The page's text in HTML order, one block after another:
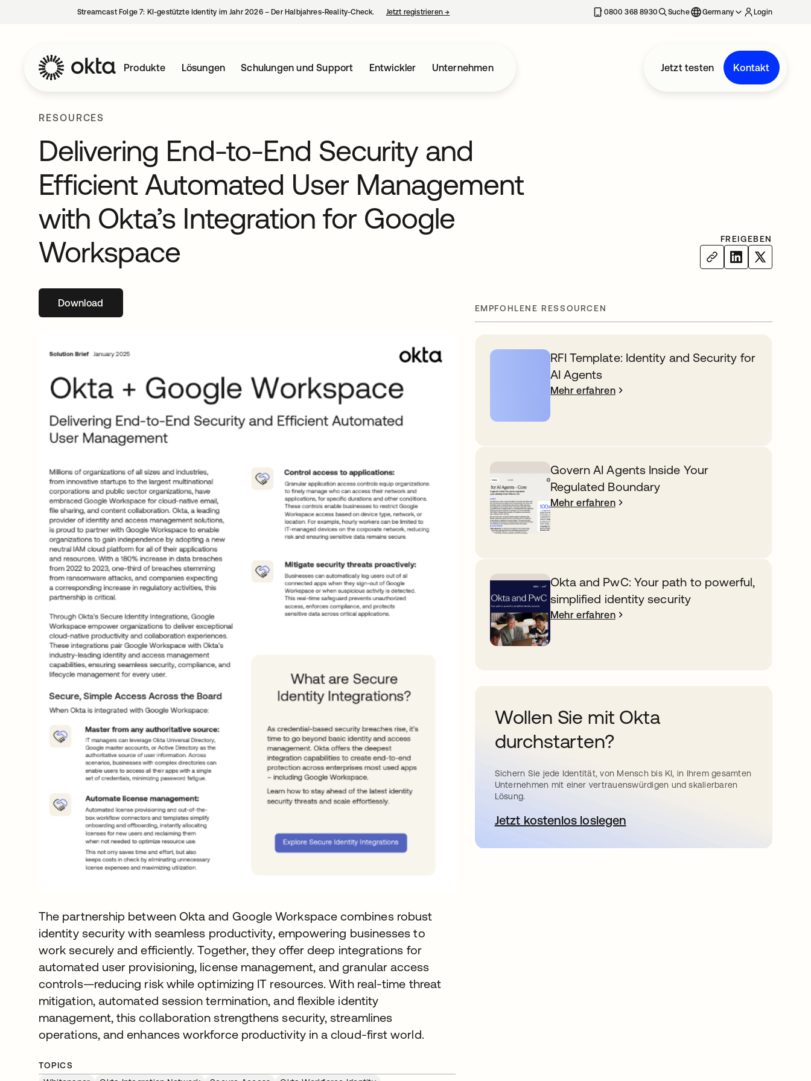
Streamcast Folge 7: KI-gestützte Identity im Jahr 2026 – Der Halbjahres-Reality-Check. Jetzt registrieren→ 0800 368 8930 Suche Germany Login
Produkte Lösungen Schulungen und Support Entwickler Unternehmen Jetzt testen Kontakt
RESOURCES
Delivering End-to-End Security and
Efficient Automated User Management
with Okta’s Integration for Google
Workspace
FREIGEBEN
Downloadwird in einer neuen Registerkarte geöffnet
The partnership between Okta and Google Workspace combines robust
identity security with seamless productivity, empowering businesses to
work securely and efficiently. Together, they offer deep integrations for
automated user provisioning, license management, and granular access
controls—reducing risk while optimizing IT resources. With real-time threat
mitigation, automated session termination, and flexible identity
management, this collaboration strengthens security, streamlines
operations, and enhances workforce productivity in a cloud-first world.
TOPICS
EMPFOHLENE RESSOURCEN
RFI Template: Identity and Security for
AI Agents
Mehr erfahren
Govern AI Agents Inside Your
Regulated Boundary
Mehr erfahren
Okta and PwC: Your path to powerful,
simplified identity security
Mehr erfahren
Wollen Sie mit Okta
durchstarten?
Sichern Sie jede Identität, von Mensch bis KI, in Ihrem gesamten
Unternehmen mit einer vertrauenswürdigen und skalierbaren
Lösung.
Jetzt kostenlos loslegenwird in einer neuen Registerkarte geöffnet